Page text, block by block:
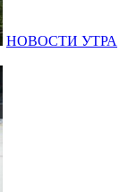
НОВОСТИ УТРА